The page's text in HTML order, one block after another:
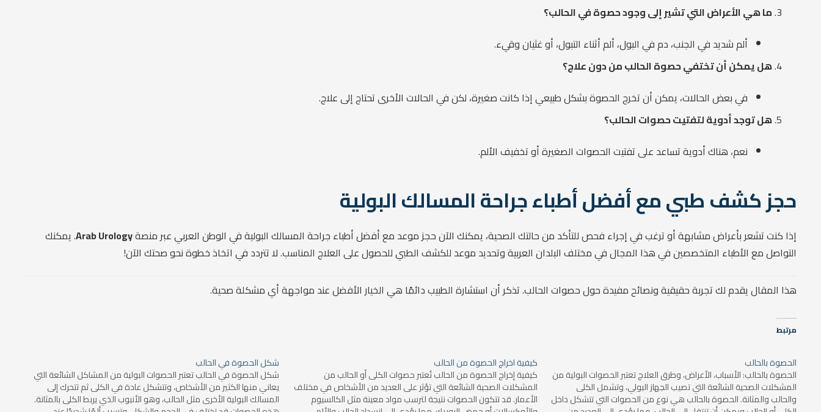
ما هي الأعراض التي تشير إلى وجود حصوة في الحالب؟
ألم شديد في الجنب، دم في البول، ألم أثناء التبول، أو غثيان وقيء.
هل يمكن أن تختفي حصوة الحالب من دون علاج؟
في بعض الحالات، يمكن أن تخرج الحصوة بشكل طبيعي إذا كانت صغيرة، لكن في الحالات الأخرى تحتاج إلى علاج.
هل توجد أدوية لتفتيت حصوات الحالب؟
نعم، هناك أدوية تساعد على تفتيت الحصوات الصغيرة أو تخفيف الألم.
حجز كشف طبي مع أفضل أطباء جراحة المسالك البولية
إذا كنت تشعر بأعراض مشابهة أو ترغب في إجراء فحص للتأكد من حالتك الصحية، يمكنك الآن حجز موعد مع أفضل أطباء جراحة المسالك البولية في الوطن العربي عبر منصةArab Urology. يمكنك
التواصل مع الأطباء المتخصصين في هذا المجال في مختلف البلدان العربية وتحديد موعد للكشف الطبي للحصول على العلاج المناسب. لا تتردد في اتخاذ خطوة نحو صحتك الآن!
هذا المقال يقدم لك تجربة حقيقية ونصائح مفيدة حول حصوات الحالب. تذكر أن استشارة الطبيب دائمًا هي الخيار الأفضل عند مواجهة أي مشكلة صحية.
مرتبط
الحصوة بالحالب
الحصوة بالحالب: الأسباب، الأعراض، وطرق العلاج تعتبر الحصوات البولية من
المشكلات الصحية الشائعة التي تصيب الجهاز البولي، وتشمل الكلى
والحالب والمثانة. الحصوة بالحالب هي نوع من الحصوات التي تتشكل داخل
كيفية اخراج الحصوة من الحالب
كيفية إخراج الحصوة من الحالب تُعتبر حصوات الكلى أو الحالب من
المشكلات الصحية الشائعة التي تؤثر على العديد من الأشخاص في مختلف
الأعمار. قد تتكون الحصوات نتيجة لترسب مواد معينة مثل الكالسيوم
شكل الحصوة في الحالب
شكل الحصوة في الحالب تعتبر الحصوات البولية من المشاكل الشائعة التي
يعاني منها الكثير من الأشخاص، وتتشكل عادة في الكلى ثم تتحرك إلى
المسالك البولية الأخرى مثل الحالب، وهو الأنبوب الذي يربط الكلى بالمثانة.